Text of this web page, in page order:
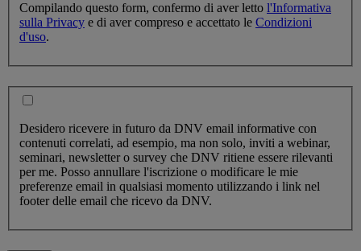
Compilando questo form, confermo di aver letto l'Informativa
sulla Privacy e di aver compreso e accettato le Condizioni
d'uso.
Desidero ricevere in futuro da DNV email informative con
contenuti correlati, ad esempio, ma non solo, inviti a webinar,
seminari, newsletter o survey che DNV ritiene essere rilevanti
per me. Posso annullare l'iscrizione o modificare le mie
preferenze email in qualsiasi momento utilizzando i link nel
footer delle email che ricevo da DNV.